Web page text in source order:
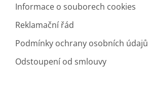
Informace o souborech cookies
Reklamační řád
Podmínky ochrany osobních údajů
Odstoupení od smlouvy